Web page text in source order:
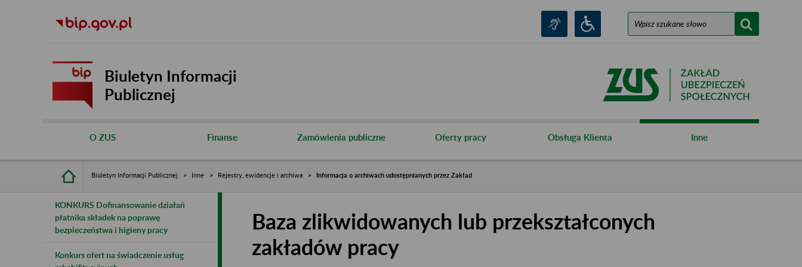
Biuletyn Informacji
Publicznej
O ZUS Finanse Zamówienia publiczne Oferty pracy Obsługa Klienta Inne
Biuletyn Informacji Publicznej Inne Rejestry, ewidencje i archiwa Informacja o archiwach udostępnianych przez Zakład
KONKURS Dofinansowanie działań
płatnika składek na poprawę
bezpieczeństwa i higieny pracy
Konkurs ofert na świadczenie usług
Baza zlikwidowanych lub przekształconych
zakładów pracy